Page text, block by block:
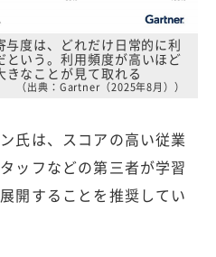
度は、どれだけ日常的に利
という。利用頻度が高いほど
きなことが見て取れる
（出典：Gartner（2025年8月））
氏は、スコアの高い従業
ッフなどの第三者が学習
開することを推奨してい